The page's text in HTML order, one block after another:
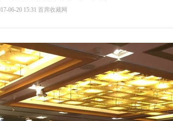
06-20 15:31 首席收藏网